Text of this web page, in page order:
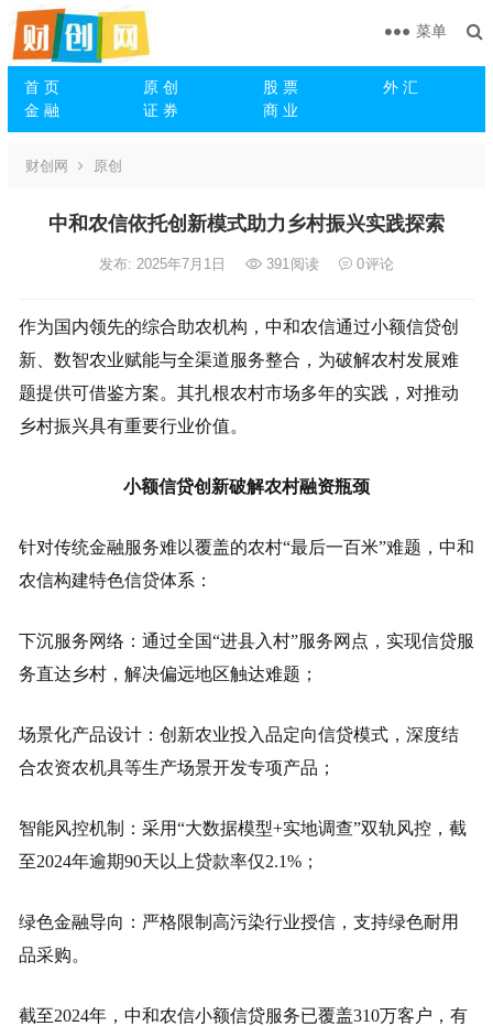
首 页 原 创 股 票
外 汇
金 融
证 券 商 业
菜单
财创网 原创
中和农信依托创新模式助力乡村振兴实践探索
发布: 2025年7月1日 391阅读 0评论
作为国内领先的综合助农机构，中和农信通过小额信贷创
新、数智农业赋能与全渠道服务整合，为破解农村发展难
题提供可借鉴方案。其扎根农村市场多年的实践，对推动
乡村振兴具有重要行业价值。
小额信贷创新破解农村融资瓶颈
针对传统金融服务难以覆盖的农村“最后一百米”难题，中和
农信构建特色信贷体系：
下沉服务网络：通过全国“进县入村”服务网点，实现信贷服
务直达乡村，解决偏远地区触达难题；
场景化产品设计：创新农业投入品定向信贷模式，深度结
合农资农机具等生产场景开发专项产品；
智能风控机制：采用“大数据模型+实地调查”双轨风控，截
至2024年逾期90天以上贷款率仅2.1%；
绿色金融导向：严格限制高污染行业授信，支持绿色耐用
品采购。
截至2024年，中和农信小额信贷服务已覆盖310万客户，有